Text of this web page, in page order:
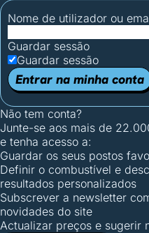
Nome de utilizador ou
Guardar sessão
Guardar sessão
Entrar na minha conta
Não tem conta?
Junte-se aos mais de
e tenha acesso a:
Guardar os seus postos
Definir o combustível e
resultados personalizados
Subscrever a newsletter
novidades do site
Actualizar preços e sugerir